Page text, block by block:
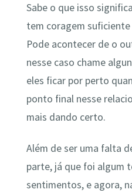
Sabe o que isso
tem coragem
Pode acontecer de o
nesse caso chame
eles ficar por perto
ponto final nesse
mais dando certo.
Além de ser uma falta
parte, já que foi algum
sentimentos, e agora,